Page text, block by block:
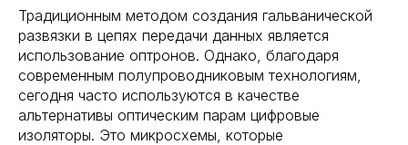
Традиционным методом создания гальванической
развязки в цепях передачи данных является
использование оптронов. Однако, благодаря
современным полупроводниковым технологиям,
сегодня часто используются в качестве
альтернативы оптическим парам цифровые
изоляторы. Это микросхемы, которые